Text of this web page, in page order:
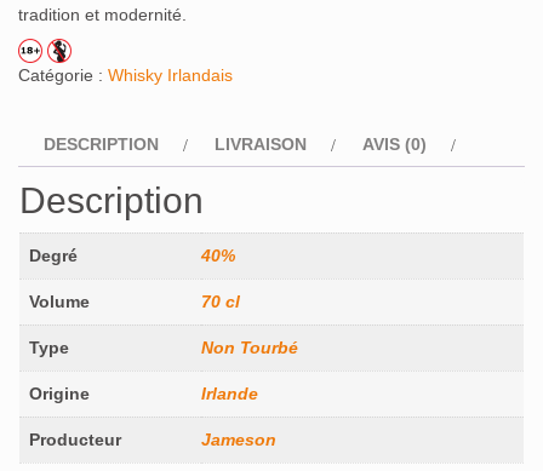
tradition et modernité.
Catégorie : Whisky Irlandais
DESCRIPTION LIVRAISON AVIS (0)
Description
Degré 40%
Volume 70 cl
Type Non Tourbé
Origine Irlande
Producteur Jameson